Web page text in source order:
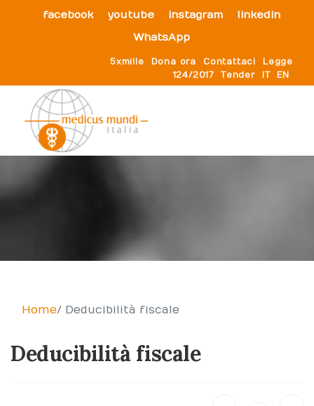
facebook youtube instagram
linkedin
WhatsApp
5xmille Dona ora Contattaci
Legge
124/2017
Tender IT EN
Home Deducibilità fiscale
Deducibilità fiscale